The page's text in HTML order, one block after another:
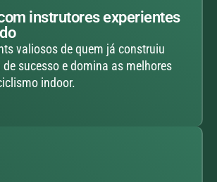
instrutores experientes
valiosos de quem já construiu
de sucesso e domina as melhores
indoor.